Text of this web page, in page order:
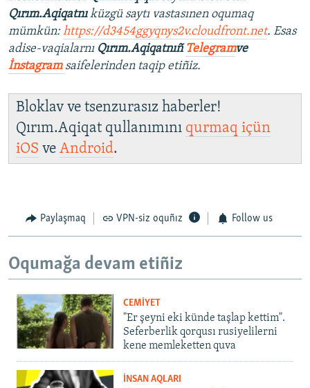
Qırım.Aqiqatnıküzgü saytı vastasınen oqumaq
mümkün:https://d3454ggyqnys2v.cloudfront.net. Esas
adise-vaqialarnı Qırım.Aqiqatnıñ Telegramve
İnstagram saifelerinden taqip etiñiz.
Bloklav ve tsenzurasız haberler!
Qırım.Aqiqat qullanımını qurmaq içün
iOS ve Android.
Paylaşmaq VPN-siz oquñız Follow us
Oqumağa devam etiñiz
CEMİYET
"Er şeyni eki künde taşlap kettim".
Seferberlik qorqusı rusiyelilerni
kene memleketten quva
İNSAN AQLARI